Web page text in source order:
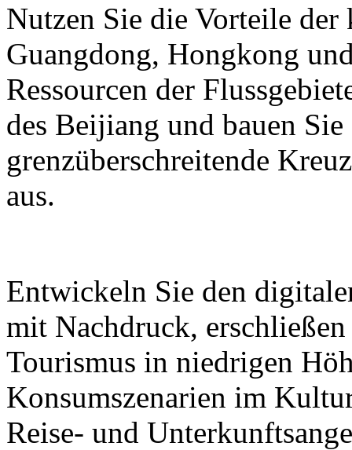
Nutzen Sie die Vorteile der
Guangdong, Hongkong
Ressourcen der
des Beijiang und bauen
grenzüberschreitende
aus.
Entwickeln Sie den
mit Nachdruck,
Tourismus in niedrigen
Konsumszenarien im
Reise- und